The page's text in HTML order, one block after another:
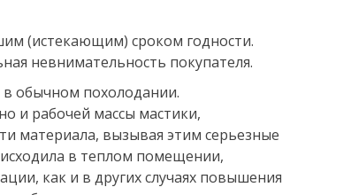
(истекающим) сроком годности.
невнимательность покупателя.
в обычном похолодании.
и рабочей массы мастики,
материала, вызывая этим серьезные
в теплом помещении,
как и в других случаях повышения